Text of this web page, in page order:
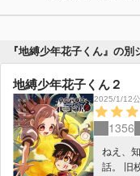
『地縛少年花子くん』の別
地縛少年花子くん２
2025/1/12
1356
ねえ、
話。 旧